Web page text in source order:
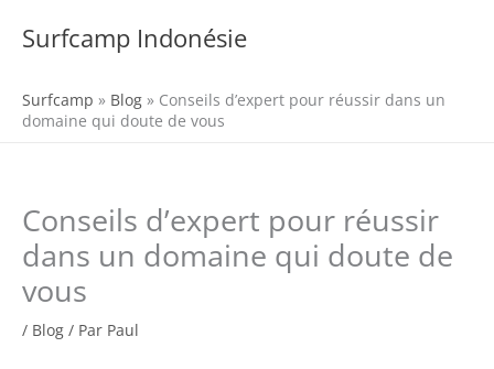
contenu
Surfcamp Indonésie
Surfcamp » Blog » Conseils d’expert pour réussir dans un
domaine qui doute de vous
Conseils d’expert pour réussir
dans un domaine qui doute de
vous
/ Blog / Par Paul